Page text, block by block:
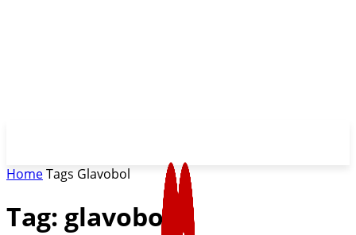
HomeTags Glavobol
Tag: glavobol